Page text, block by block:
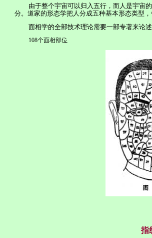
由于整个宇宙可以归入五行，而人是宇宙
分。道家的形态学把人分成五种基本形态类型
面相学的全部技术理论需要一部专著来论
108个面相部位
指